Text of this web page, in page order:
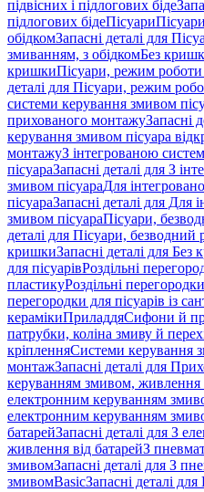
підвісних і підлогових біде
підлогових бідеПісуари
обідкомЗапасні деталі для
змиванням, з обідкомБез
кришкиПісуари, режим роботи
деталі для Пісуари, режим
системи керування змивом
прихованого монтажуЗапасні
керування змивом пісуара
монтажуЗ інтегрованою
пісуараЗапасні деталі для З
змивом пісуараДля
пісуараЗапасні деталі для Для
змивом пісуараПісуари,
деталі для Пісуари,
кришкиЗапасні деталі для Без
для пісуарівРоздільні
пластикуРоздільні
перегородки для пісуарів із
керамікиПриладдяСифони й
патрубки, коліна змиву й
кріпленняСистеми керування
монтажЗапасні деталі для
керуванням змивом, живлення
електронним керуванням
електронним керуванням
батарейЗапасні деталі для З
живлення від батарейЗ
змивомЗапасні деталі для З
змивомBasicЗапасні деталі для